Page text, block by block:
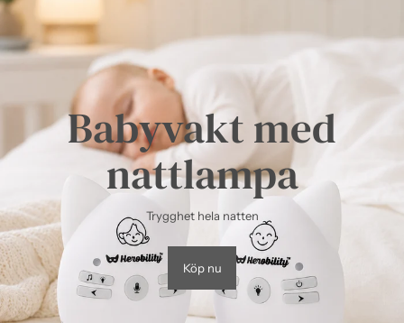
Babyvakt med
nattlampa
Trygghet hela natten
Köp nu